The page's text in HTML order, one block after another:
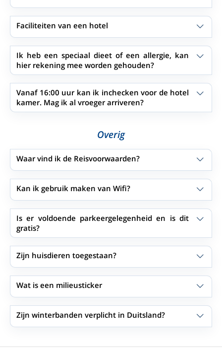
Faciliteiten van een hotel
Ik heb een speciaal dieet of een allergie, kan
hier rekening mee worden gehouden?
Vanaf 16:00 uur kan ik inchecken voor de hotel
kamer. Mag ik al vroeger arriveren?
Overig
Waar vind ik de Reisvoorwaarden?
Kan ik gebruik maken van Wifi?
Is er voldoende parkeergelegenheid en is dit
gratis?
Zijn huisdieren toegestaan?
Wat is een milieusticker
Zijn winterbanden verplicht in Duitsland?